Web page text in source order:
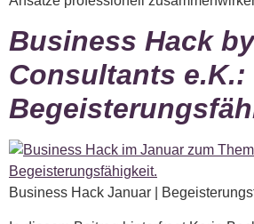
Business Hack
Consultants e.K.:
Business Hack Januar |